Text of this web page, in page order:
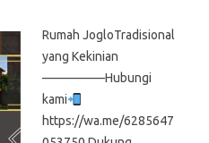
Rumah JogloTradisional
yang Kekinian
—————Hubungi
kami
https://wa.me/6285647